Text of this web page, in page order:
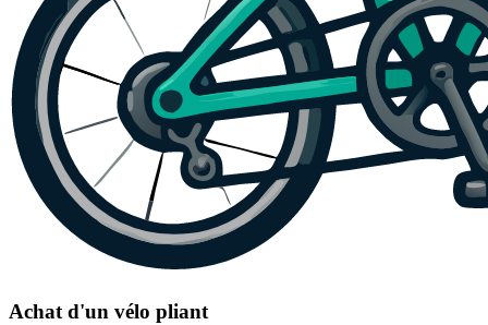
Achat d'un vélo pliant